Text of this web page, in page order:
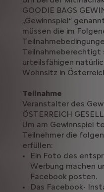
GOODIE BAGS
„Gewinnspiel“
müssen die im
Teilnahmeberechtigt
urteilsfähigen
Wohnsitz in
Teilnahme
Veranstalter des
ÖSTERREICH
Um am Gewinnspiel
Teilnehmer die
erfüllen:
Ein Foto des
Werbung machen
Facebook posten.
Das Facebook-